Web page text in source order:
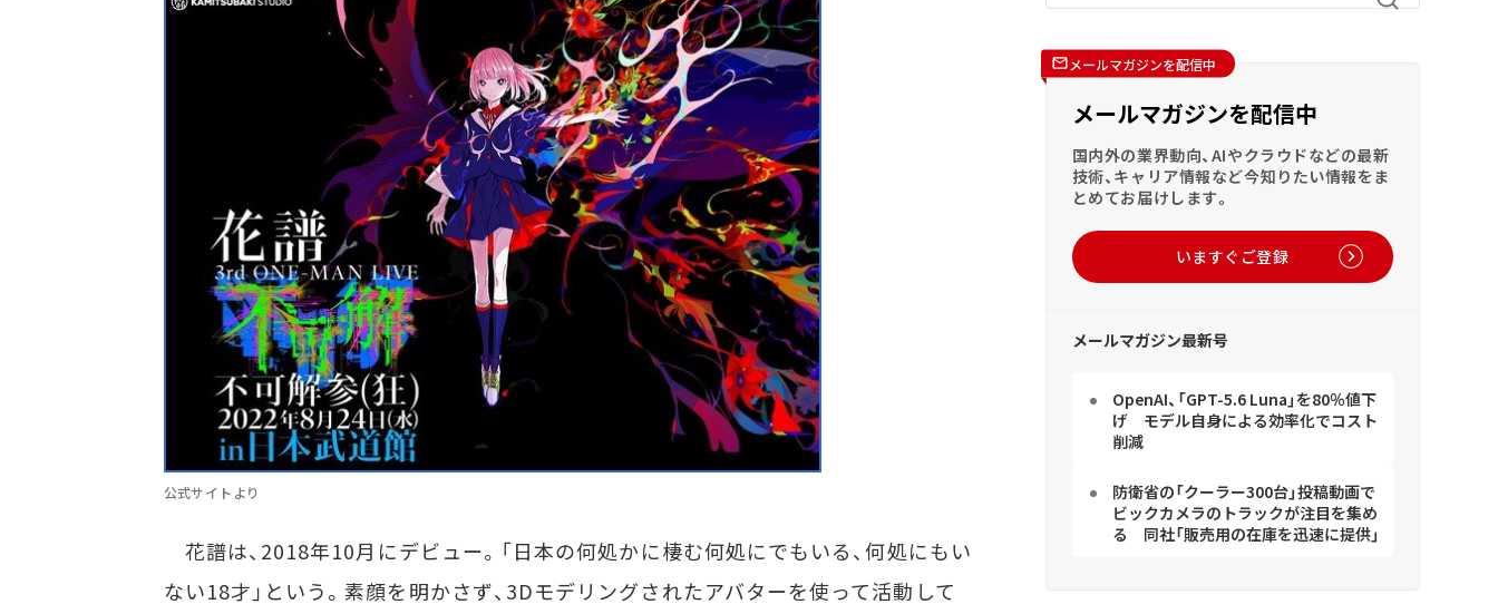
公式サイトより
花譜は、2018年10月にデビュー。「日本の何処かに棲む何処にでもいる、何処にもい
ない18才」という。素顔を明かさず、3Dモデリングされたアバターを使って活動して
メールマガジンを配信中
メールマガジンを配信中
国内外の業界動向、AIやクラウドなどの最新
技術、キャリア情報など今知りたい情報をま
とめてお届けします。
いますぐご登録
メールマガジン最新号
OpenAI、「GPT-5.6 Luna」を80％値下
げ モデル自身による効率化でコスト
削減
防衛省の「クーラー300台」投稿動画で
ビックカメラのトラックが注目を集め
る 同社「販売用の在庫を迅速に提供」